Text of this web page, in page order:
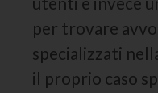
per trovare
specializzati
il proprio caso